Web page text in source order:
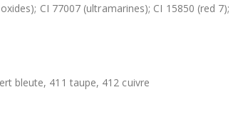
CI 77007 (ultramarines); CI 15850 (red 7);
bleute, 411 taupe, 412 cuivre